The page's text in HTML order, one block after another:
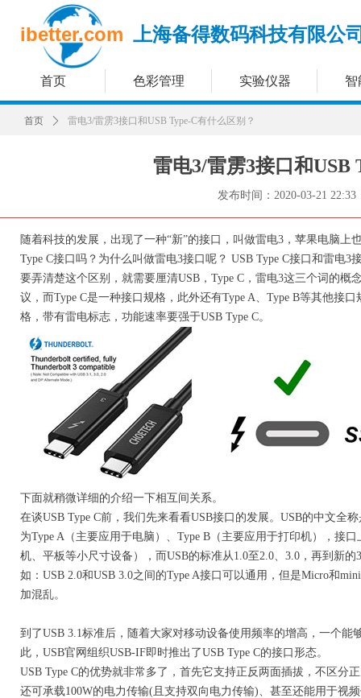
首页 色彩管理 实验仪器 智
ibetter.com 上海备得数码科技有限公
雷电3/雷雳3接口和USB
发布时间： 2020-03-21 22:33
随着科技的发展，出现了一种“新”的接口，叫做雷电3，苹果电脑
Type C接口吗？为什么叫做雷电3接口呢？ USB Type C接口和雷电3
要弄清楚这个区别，就需要厘清USB，Type C，雷电3这三个词的概
议，而Type C是一种接口规格，此外还有Type A、Type B等其他接
格，带有雷电标志，功能速率要强于USB Type C。
下面就稍微详细的介绍一下相互间关系。
在谈USB Type C前，我们先来看看USB接口的发展。USB的中文全
为Type A（主要应用于电脑）、Type B（主要应用于打印机），接
机、平板等小尺寸设备），而USB的标准从1.0至2.0、3.0，再到新
如：USB 2.0和USB 3.0之间的Type A接口可以通用，但是Micro和
加混乱。
到了USB 3.1标准后，随着大家对移动设备使用频率的增高，一个
此，USB官网组织USB-IF即时推出了USB Type C的接口形态。
USB Type C的优势就非常多了，首先它支持正反两面插拔，不区分
还可承载100W的电力传输(且支持双向电力传输)、甚至还能用于视
首页 ꄲ 雷电3/雷雳3接口和USB Type-C有什么区别？